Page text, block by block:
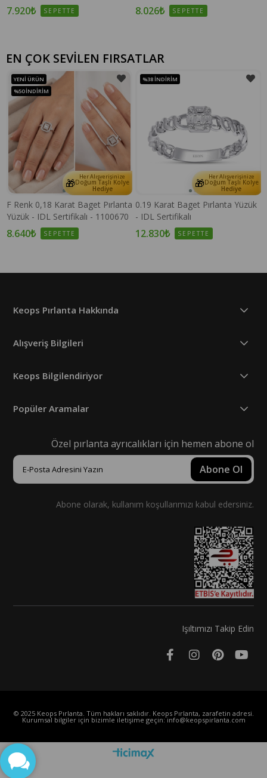
7.920₺ SEPETTE 8.026₺ SEPETTE
EN ÇOK SEVİLEN FIRSATLAR
🎁 Her Alışverişinize
Doğum Taşlı Kolye
Hediye
F Renk 0,18 Karat Baget Pırlanta
Yüzük - IDL Sertifikalı - 1100670
8.640₺ SEPETTE
YENI ÜRÜN
%50 İNDIRIM
🎁 Her Alışverişinize
Doğum Taşlı Kolye
Hediye
0.19 Karat Baget Pırlanta Yüzük
- IDL Sertifikalı
12.830₺ SEPETTE
%38 İNDIRIM
Keops Pırlanta Hakkında
Alışveriş Bilgileri
Keops Bilgilendiriyor
Popüler Aramalar
Özel pırlanta ayrıcalıkları için hemen abone ol
Abone Ol
Abone olarak, kullanım koşullarımızı kabul edersiniz.
Işıltımızı Takip Edin
© 2025 Keops Pırlanta. Tüm hakları saklıdır. Keops Pırlanta, zarafetin adresi.
Kurumsal bilgiler için bizimle iletişime geçin:info@keopspirlanta.com